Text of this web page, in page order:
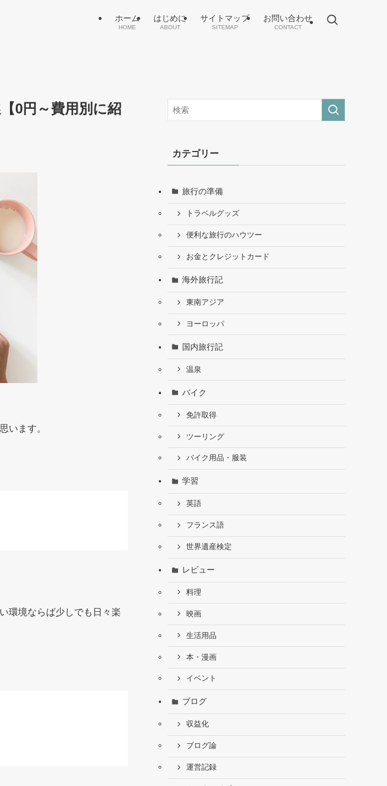
ホーム
HOME
はじめに
ABOUT
サイトマップ
SITEMAP
お問い合わせ
CONTACT
0円～費用別に紹
います。
環境ならば少しでも日々楽
カテゴリー
旅行の準備
トラベルグッズ
便利な旅行のハウツー
お金とクレジットカード
海外旅行記
東南アジア
ヨーロッパ
国内旅行記
温泉
バイク
免許取得
ツーリング
バイク用品・服装
学習
英語
フランス語
世界遺産検定
レビュー
料理
映画
生活用品
本・漫画
イベント
ブログ
収益化
ブログ論
運営記録